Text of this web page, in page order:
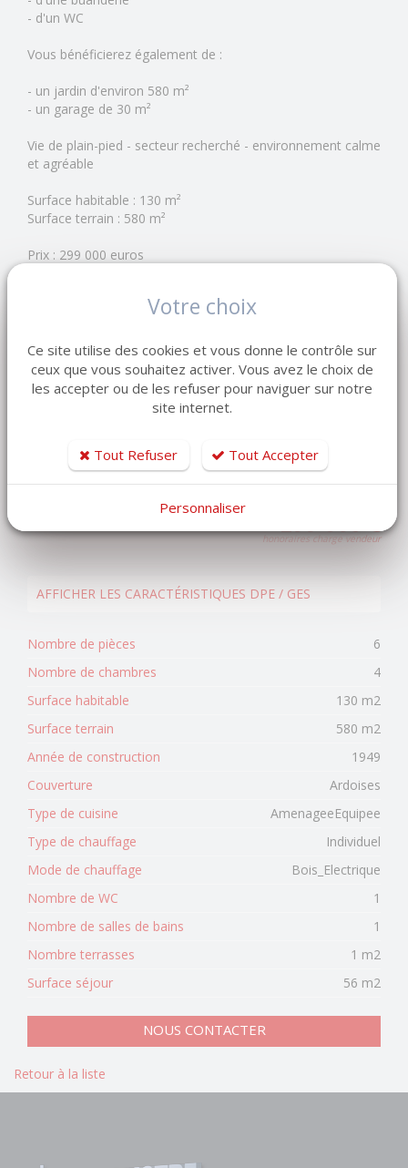
- d'un WC
Vous bénéficierez également de :
- un jardin d'environ 580 m²
- un garage de 30 m²
Vie de plain-pied - secteur recherché - environnement calme
et agréable
Surface habitable : 130 m²
Surface terrain : 580 m²
Prix : 299 000 euros
LEMAISTRE IMMOBILIER - Réseau de 7 agences en
Depuis 1998, notre entreprise familiale accompagne
vendeurs et acquéreurs dans leurs projets immobiliers.
Estimation gratuite de votre bien !
Les informations sur les risques auxquels ce bien est
exposé sont disponibles sur le site Géorisques
299 000 €
honoraires charge vendeur
AFFICHER LES CARACTÉRISTIQUES DPE / GES
Nombre de pièces
6
Nombre de chambres
4
Surface habitable
130 m2
Surface terrain
580 m2
Année de construction
1949
Couverture
Ardoises
Type de cuisine
AmenageeEquipee
Type de chauffage
Individuel
Mode de chauffage
Bois_Electrique
Nombre de WC
1
Nombre de salles de bains
1
Nombre terrasses
1 m2
Surface séjour
56 m2
NOUS CONTACTER
Retour à la liste
Votre choix
Ce site utilise des cookies et vous donne le contrôle sur
ceux que vous souhaitez activer. Vous avez le choix de
les accepter ou de les refuser pour naviguer sur notre
site internet.
Tout Refuser Tout Accepter
Personnaliser